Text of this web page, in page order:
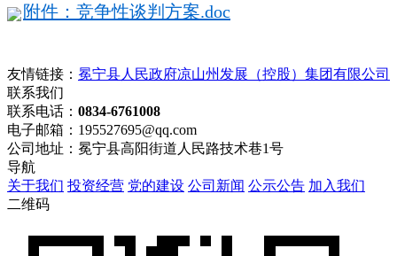
附件：竞争性谈判方案.doc
友情链接： 冕宁县人民政府凉山州发展（控股）集团有限公司
联系我们
联系电话： 0834-6761008
电子邮箱：195527695@qq.com
公司地址：冕宁县高阳街道人民路技术巷1号
导航
关于我们 投资经营 党的建设 公司新闻 公示公告 加入我们
二维码